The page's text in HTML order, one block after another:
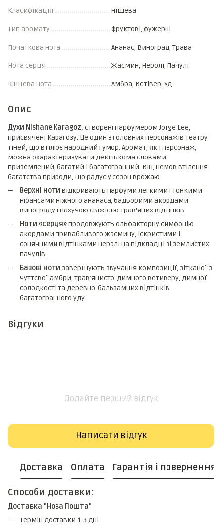
Класифікація нішева
Тип аромату фруктові, фужерні
Початкова нота Ананас, Виноград, Трава
Нота серця Жасмин, Неролі, Пачулі
Кінцева нота Амбра, Ветівер, Уд
Опис
Духи Nishane Karagoz, створені парфумером Jorge Lee,
присвячені Карагозу. Це один з головних персонажів театру
тіней, що втілює народний гумор. Аромат, як і персонаж,
можна охарактеризувати декількома словами:
приземлений, багатий і багатогранний. Він, немов втілення
багатства природи, що радує у сезон врожаю.
Верхні ноти відкривають парфуми легкими і тонкими
нюансами ніжного ананаса, бадьорими акордами
винограду і пахучою свіжістю трав'яних відтінків.
Ноти «серця»продовжують ольфакторну симфонію
акордами привабливого жасмину, іскристими і
сонячними відтінками неролі на підкладці зі землистих
пачулів.
Базові ноти завершують звучання композиції, зітканої з
чуттєвої амбри, трав'янисто-димного ветиверу, димної
солодкості та деревно-бальзамних відтінків
багатогранного уду.
Відгуки
Додайте перший відгук
Написати відгук
Доставка Оплата Гарантія і повернення
Способи доставки:
Доставка "Нова Пошта"
Термін доставки 1-3 дні